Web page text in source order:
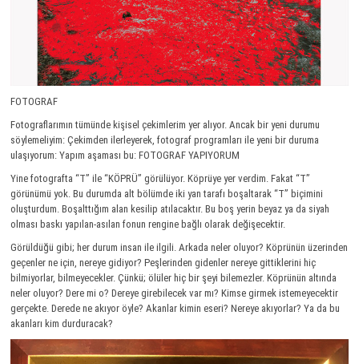
FOTOGRAF
Fotograflarımın tümünde kişisel çekimlerim yer alıyor. Ancak bir yeni durumu
söylemeliyim: Çekimden ilerleyerek, fotograf programları ile yeni bir duruma
ulaşıyorum: Yapım aşaması bu: FOTOGRAF YAPIYORUM
Yine fotografta “T” ile “KÖPRÜ” görülüyor. Köprüye yer verdim. Fakat “T”
görünümü yok. Bu durumda alt bölümde iki yan tarafı boşaltarak “T” biçimini
oluşturdum. Boşalttığım alan kesilip atılacaktır. Bu boş yerin beyaz ya da siyah
olması baskı yapılan-asılan fonun rengine bağlı olarak değişecektir.
Görüldüğü gibi; her durum insan ile ilgili. Arkada neler oluyor? Köprünün üzerinden
geçenler ne için, nereye gidiyor? Peşlerinden gidenler nereye gittiklerini hiç
bilmiyorlar, bilmeyecekler. Çünkü; ölüler hiç bir şeyi bilemezler. Köprünün altında
neler oluyor? Dere mi o? Dereye girebilecek var mı? Kimse girmek istemeyecektir
gerçekte. Derede ne akıyor öyle? Akanlar kimin eseri? Nereye akıyorlar? Ya da bu
akanları kim durduracak?